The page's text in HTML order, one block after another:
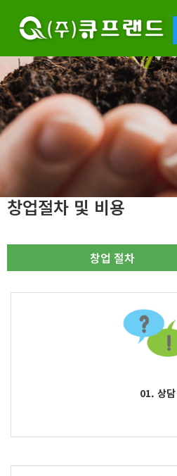
창업절차 및 비용
창업 절차
01. 상담